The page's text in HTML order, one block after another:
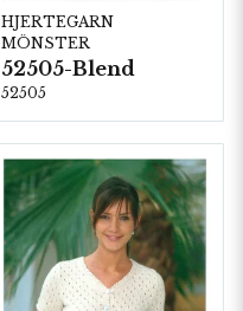
HJERTEGARN
MÖNSTER
52505-Blend
52505